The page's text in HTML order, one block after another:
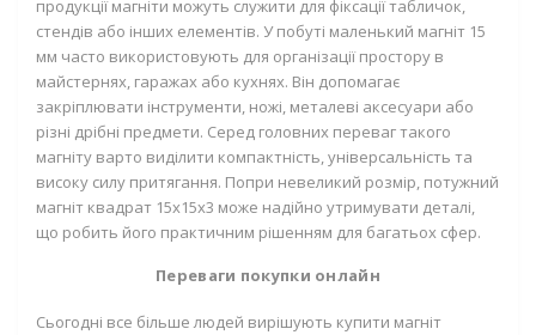
продукції магніти можуть служити для фіксації табличок,
стендів або інших елементів. У побуті маленький магніт 15
мм часто використовують для організації простору в
майстернях, гаражах або кухнях. Він допомагає
закріплювати інструменти, ножі, металеві аксесуари або
різні дрібні предмети. Серед головних переваг такого
магніту варто виділити компактність, універсальність та
високу силу притягання. Попри невеликий розмір, потужний
магніт квадрат 15х15х3 може надійно утримувати деталі,
що робить його практичним рішенням для багатьох сфер.
Переваги покупки онлайн
Сьогодні все більше людей вирішують купити магніт